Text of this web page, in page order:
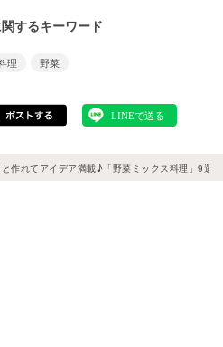
するキーワード
理 野菜
作れてアイデア満載♪「野菜ミックス料理」9選